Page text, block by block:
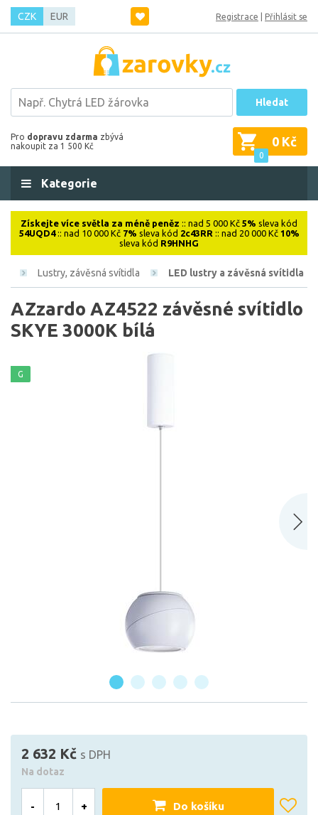
CZK EUR Registrace Přihlásit se
Hledat
Pro dopravu zdarma zbývá
nakoupit za 1 500 Kč
0
0 Kč
Kategorie
Získejte více světla za méně peněz :: nad 5 000 Kč 5% sleva kód
54UQD4:: nad 10 000 Kč 7% sleva kód 2c43RR :: nad 20 000 Kč 10%
sleva kód R9HNHG
Lustry, závěsná svítidla LED lustry a závěsná svítidla
AZzardo AZ4522 závěsné svítidlo
SKYE 3000K bílá
G
2 632 Kč s DPH
Na dotaz
- + Do košíku